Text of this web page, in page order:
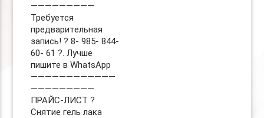
—————————
Требуется
предварительная
запись! ? 8- 985- 844-
60- 61 ?. Лучше
пишите в WhatsApp
————————————
—————————
ПРАЙС-ЛИСТ ?
Снятие гель лака